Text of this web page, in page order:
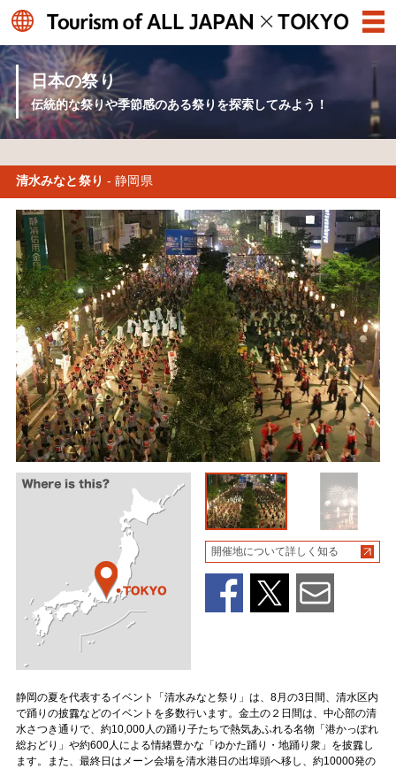
日本の祭り
伝統的な祭りや季節感のある祭りを探索してみよう！
清水みなと祭り- 静岡県
開催地について詳しく知る
静岡の夏を代表するイベント「清水みなと祭り」は、8月の3日間、清水区内
で踊りの披露などのイベントを多数行います。金土の２日間は、中心部の清
水さつき通りで、約10,000人の踊り子たちで熱気あふれる名物「港かっぽれ
総おどり」や約600人による情緒豊かな「ゆかた踊り・地踊り衆」を披露し
ます。また、最終日はメーン会場を清水港日の出埠頭へ移し、約10000発の